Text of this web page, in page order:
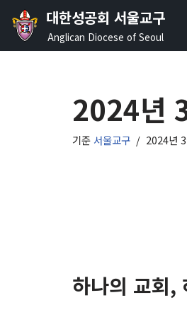
콘
대한성공회 서울교구
Anglican Diocese of Seoul
2024년
기준 서울교구 2024년
하나의 교회,